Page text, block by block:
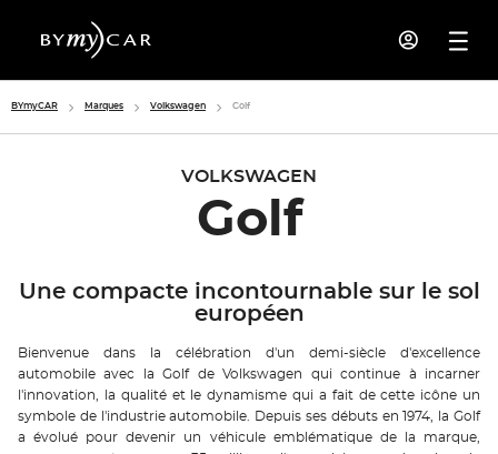
BYmyCAR Marques Volkswagen Golf
VOLKSWAGEN
Golf
Une compacte incontournable sur le sol
européen
Bienvenue dans la célébration d'un demi-siècle d'excellence
automobile avec la Golf de Volkswagen qui continue à incarner
l'innovation, la qualité et le dynamisme qui a fait de cette icône un
symbole de l'industrie automobile. Depuis ses débuts en 1974, la Golf
a évolué pour devenir un véhicule emblématique de la marque,